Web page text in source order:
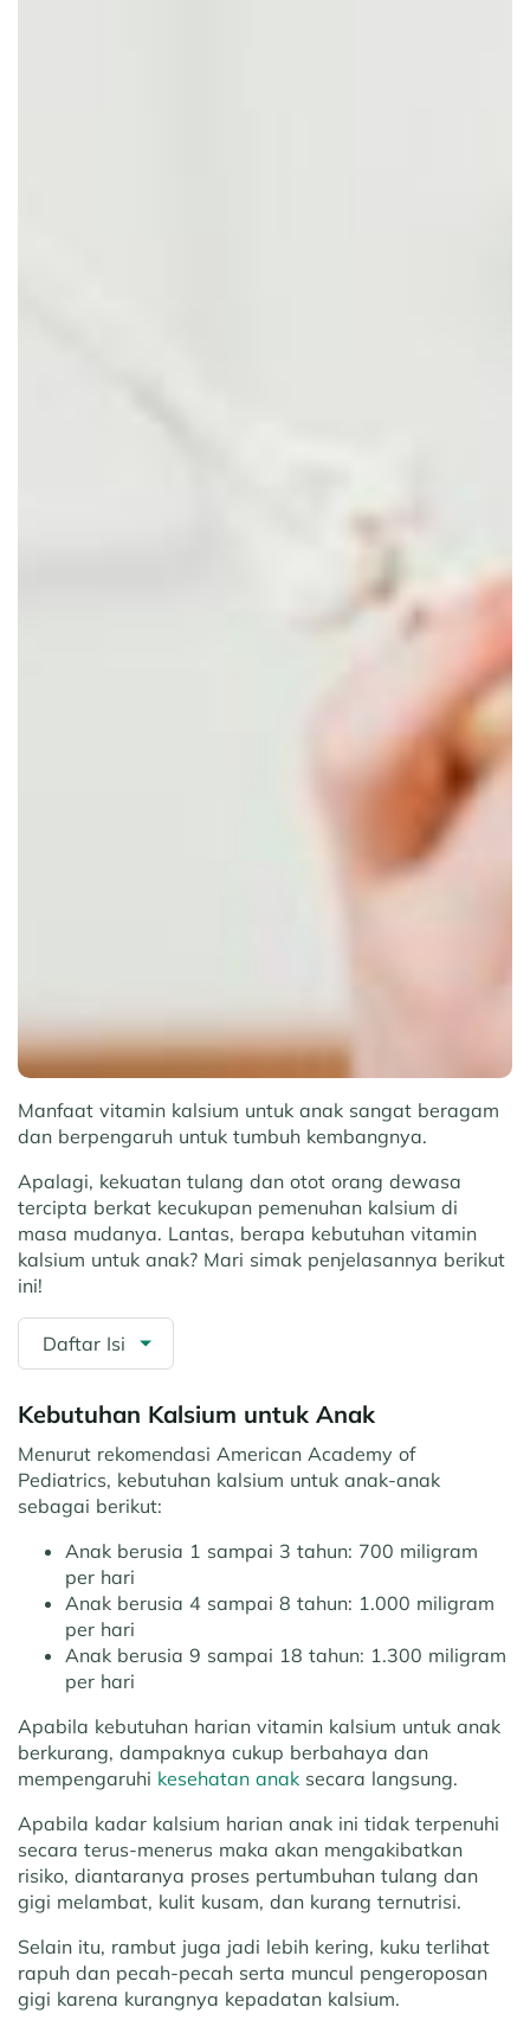
Manfaat vitamin kalsium untuk anak sangat beragam
dan berpengaruh untuk tumbuh kembangnya.
Apalagi, kekuatan tulang dan otot orang dewasa
tercipta berkat kecukupan pemenuhan kalsium di
masa mudanya. Lantas, berapa kebutuhan vitamin
kalsium untuk anak? Mari simak penjelasannya berikut
ini!
Daftar Isi
Kebutuhan Kalsium untuk Anak
Menurut rekomendasi American Academy of
Pediatrics, kebutuhan kalsium untuk anak-anak
sebagai berikut:
Anak berusia 1 sampai 3 tahun: 700 miligram
per hari
Anak berusia 4 sampai 8 tahun: 1.000 miligram
per hari
Anak berusia 9 sampai 18 tahun: 1.300 miligram
per hari
Apabila kebutuhan harian vitamin kalsium untuk anak
berkurang, dampaknya cukup berbahaya dan
mempengaruhi kesehatan anak secara langsung.
Apabila kadar kalsium harian anak ini tidak terpenuhi
secara terus-menerus maka akan mengakibatkan
risiko, diantaranya proses pertumbuhan tulang dan
gigi melambat, kulit kusam, dan kurang ternutrisi.
Selain itu, rambut juga jadi lebih kering, kuku terlihat
rapuh dan pecah-pecah serta muncul pengeroposan
gigi karena kurangnya kepadatan kalsium.